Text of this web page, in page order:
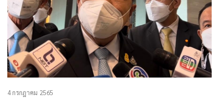
เสาร์ที่ 4 เมษายนนี้ แฟน ๆ เตรียมลุ้นรับของรางวัลอีกมากมาย
ตลอดการรับชมถ่ายทอดสดแมตช์นี้
4 กรกฎาคม 2565